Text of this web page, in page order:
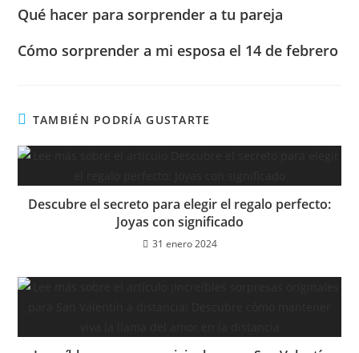
Qué hacer para sorprender a tu pareja
Cómo sorprender a mi esposa el 14 de febrero
TAMBIÉN PODRÍA GUSTARTE
Descubre el secreto para elegir el regalo perfecto:
Joyas con significado
31 enero 2024